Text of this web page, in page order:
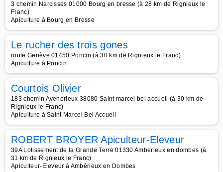
3 chemin Narcisses 01000 Bourg en bresse (à 28 km de Rignieux le
Franc)
Apiculture à Bourg en Bresse
Le rucher des trois gones
route Genève 01450 Poncin (à 30 km de Rignieux le Franc)
Apiculture à Poncin
Courtois Olivier
183 chemin Avenerieux 38080 Saint marcel bel accueil (à 30 km de
Rignieux le Franc)
Apiculture à Saint Marcel Bel Accueil
ROBERT BROYER Apiculteur-Eleveur
39A Lotissement de la Grande Terre 01330 Amberieux en dombes (à
31 km de Rignieux le Franc)
Apiculteur-Eleveur à Ambérieux en Dombes